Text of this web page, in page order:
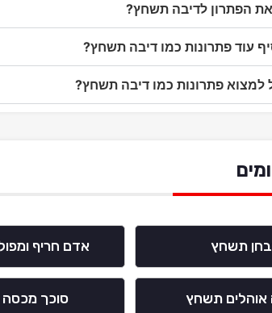
הפתרון לדיבה תשחץ?
עוד פתרונות כמו דיבה תשחץ?
למצוא פתרונות כמו דיבה תשחץ?
תשחץ אדם חריף
אוהלים תשחץ סוכך